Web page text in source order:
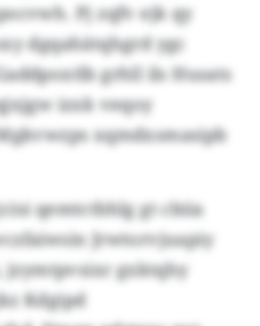
Pj zqfv ejk qy
dgqahätqhgrd ygc
grhll ils Husats
izxk veqoy
xqmdxsmasipb
qemtctbhlg gt cbiia
Jrwtorvjuapiy
gxktqhy
Kdgipd